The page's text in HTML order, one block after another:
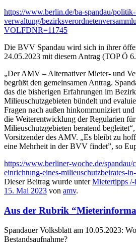
https://www.berlin.de/ba-spandau/
verwaltung/
VOLFDNR=11745
Die BVV Spandau wird sich in ihrer
24.05.2023 mit diesem Antrag (TOP Ö
„Der AMV – Alternativer Mieter- und
begrüßt den gemeinsamen Antrag.
das die bisherigen Erfahrungen im
Milieuschutzgebieten bündelt und
Fragen nach außen hinkommuniziert
die Weiterentwicklung der Regularien
Milieuschutzgebieten beratend
Vorsitzender des AMV. „Es bleibt zu
eine Mehrheit in der BVV findet”, so
https://www.berliner-woche.de/
einrichtung-eines-milieuschutzbeirates-
Dieser Beitrag wurde unterMietertipps
15. Mai 2023 von amv.
Aus der Rubrik
Spandauer Volksblatt am 10.05.2023:
Bestandsaufnahme?